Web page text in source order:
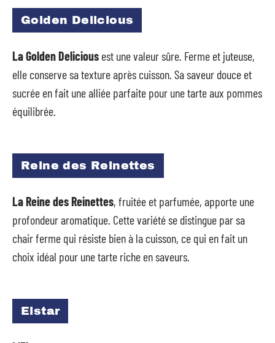
Golden Delicious
La Golden Delicious est une valeur sûre. Ferme et juteuse,
elle conserve sa texture après cuisson. Sa saveur douce et
sucrée en fait une alliée parfaite pour une tarte aux pommes
équilibrée.
Reine des Reinettes
La Reine des Reinettes, fruitée et parfumée, apporte une
profondeur aromatique. Cette variété se distingue par sa
chair ferme qui résiste bien à la cuisson, ce qui en fait un
choix idéal pour une tarte riche en saveurs.
Elstar